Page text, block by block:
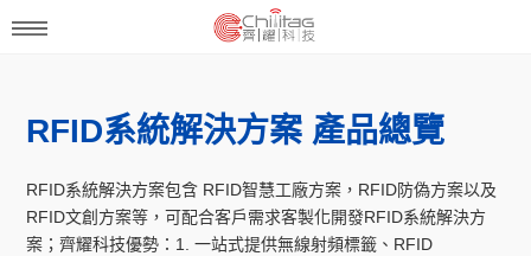
RFID系統解決方案 產品總覽
RFID系統解決方案包含 RFID智慧工廠方案，RFID防偽方案以及
RFID文創方案等，可配合客戶需求客製化開發RFID系統解決方
案；齊耀科技優勢：1. 一站式提供無線射頻標籤、RFID